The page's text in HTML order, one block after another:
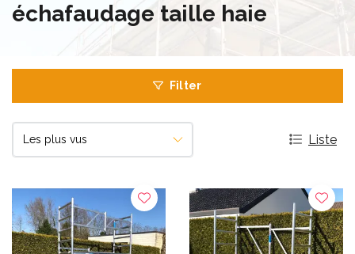
échafaudage taille haie
Filter
Liste